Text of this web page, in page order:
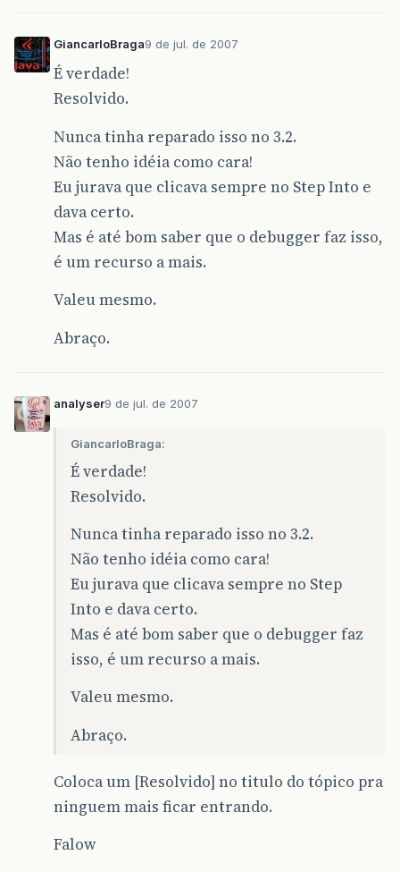
GiancarloBraga9 de jul. de 2007
É verdade!
Resolvido.
Nunca tinha reparado isso no 3.2.
Não tenho idéia como cara!
Eu jurava que clicava sempre no Step Into e
dava certo.
Mas é até bom saber que o debugger faz isso,
é um recurso a mais.
Valeu mesmo.
Abraço.
analyser9 de jul. de 2007
GiancarloBraga:
É verdade!
Resolvido.
Nunca tinha reparado isso no 3.2.
Não tenho idéia como cara!
Eu jurava que clicava sempre no Step
Into e dava certo.
Mas é até bom saber que o debugger faz
isso, é um recurso a mais.
Valeu mesmo.
Abraço.
Coloca um [Resolvido] no titulo do tópico pra
ninguem mais ficar entrando.
Falow